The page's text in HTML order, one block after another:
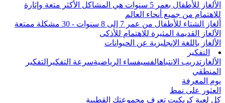
الألغاز للأطفال بعمر 5 سنوات هي المشاكل الأكثر متعة وإثارة
للاهتمام من جميع أنحاء العالم
ألغاز الشتاء للأطفال من عمر 7 إلى 8 سنوات - 30 مشكلة ممتعة
الألغاز القديمة المثيرة للاهتمام للأذكى
الألغاز باللغة الإنجليزية عن الحيوانات
التفكير
الألغاز تدريب الانتباهالفسيفساء الرياضيةسرعة التفكير التفكير
المنطقي
يوم المعرفة
العثور على نمط
كل لعبة كريكيت تعرف مجموعتك القطبية